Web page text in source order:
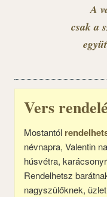
A
csak a
Vers
Mostantól
névnapra, Valentin
húsvétra,
Rendelhetsz
nagyszülőknek,